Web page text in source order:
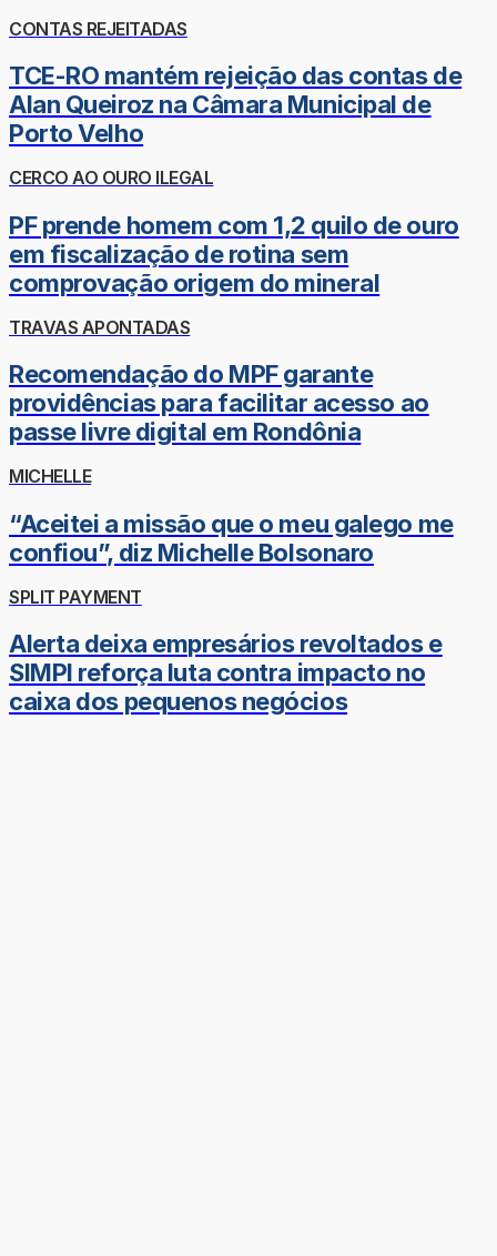
CONTAS REJEITADAS
TCE-RO mantém rejeição das contas de
Alan Queiroz na Câmara Municipal de
Porto Velho
CERCO AO OURO ILEGAL
PF prende homem com 1,2 quilo de ouro
em fiscalização de rotina sem
comprovação origem do mineral
TRAVAS APONTADAS
Recomendação do MPF garante
providências para facilitar acesso ao
passe livre digital em Rondônia
MICHELLE
“Aceitei a missão que o meu galego me
confiou”, diz Michelle Bolsonaro
SPLIT PAYMENT
Alerta deixa empresários revoltados e
SIMPI reforça luta contra impacto no
caixa dos pequenos negócios